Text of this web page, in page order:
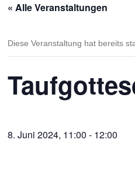
« Alle Veranstaltungen
Diese Veranstaltung hat bereits
8. Juni 2024, 11:00 - 12:00